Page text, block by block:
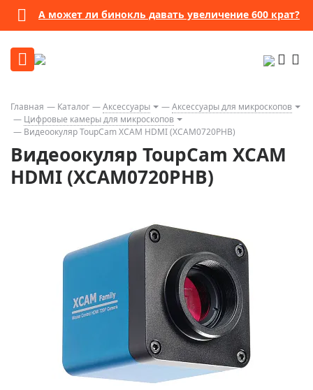
А может ли бинокль давать увеличение 600 крат?
Главная Каталог Аксессуары
Аксессуары для микроскопов
Цифровые камеры для микроскопов
Видеоокуляр ToupCam XCAM HDMI (XCAM0720PHB)
Видеоокуляр ToupCam XCAM
HDMI (XCAM0720PHB)